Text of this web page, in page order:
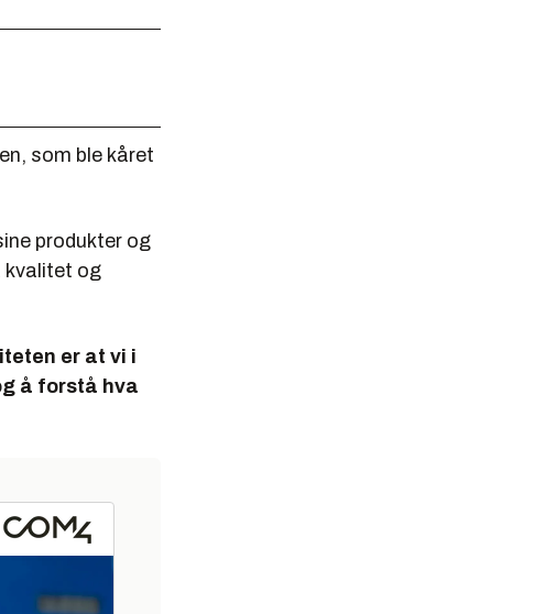
som ble kåret
produkter og
kvalitet og
er at vi i
å forstå hva